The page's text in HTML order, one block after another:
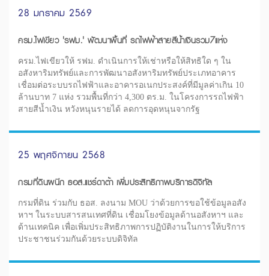
28 มกราคม 2569
ครม.ไฟเขียว 'รฟม.' พัฒนาพื้นที่ รถไฟฟ้าสายสีน้ำเงินรวม7แห่ง
ครม.ไฟเขียวให้ รฟม. ดำเนินการให้เช่าหรือให้สิทธิใด ๆ ใน
อสังหาริมทรัพย์และการพัฒนาอสังหาริมทรัพย์ประเภทอาคาร
เชื่อมต่อระบบรถไฟฟ้าและอาคารอเนกประสงค์ที่มีมูลค่าเกิน 10
ล้านบาท 7 แห่ง รวมพื้นที่กว่า 4,300 ตร.ม. ในโครงการรถไฟฟ้า
สายสีน้ำเงิน หวังหนุนรายได้ ลดการอุดหนุนจากรัฐ
25 พฤศจิกายน 2568
กรมที่ดินผนึก ธอส.แชร์ดาต้า เพิ่มประสิทธิภาพบริการดิจิทัล
กรมที่ดิน ร่วมกับ ธอส. ลงนาม MOU ว่าด้วยการขอใช้ข้อมูลอสัง
หาฯ ในระบบสารสนเทศที่ดิน เชื่อมโยงข้อมูลด้านอสังหาฯ และ
ด้านเทคนิค เพื่อเพิ่มประสิทธิภาพการปฏิบัติงานในการให้บริการ
ประชาชนร่วมกันด้วยระบบดิจิทัล